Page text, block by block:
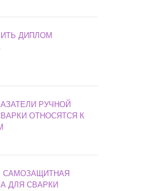
ДИПЛОМ
РУЧНОЙ
ОТНОСЯТСЯ К
САМОЗАЩИТНАЯ
ДЛЯ СВАРКИ